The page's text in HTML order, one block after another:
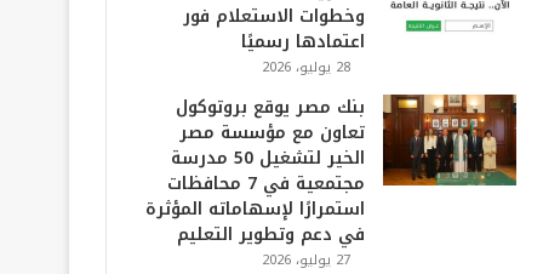
وخطوات الاستعلام فور
اعتمادها رسميًا
28 يوليو، 2026
بنك مصر يوقع بروتوكول
تعاون مع مؤسسة مصر
الخير لتشغيل 50 مدرسة
مجتمعية في 7 محافظات
استمرارًا لإسهاماته المؤثرة
في دعم وتطوير التعليم
27 يوليو، 2026